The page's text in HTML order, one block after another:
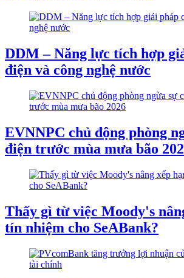
DDM – Năng lực tích hợp
điện và công nghệ nước
EVNNPC chủ động phòng
điện trước mùa mưa bão
Thấy gì từ việc Moody's
tín nhiệm cho SeABank?